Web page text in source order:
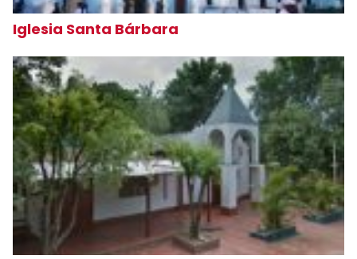
Iglesia Santa Bárbara